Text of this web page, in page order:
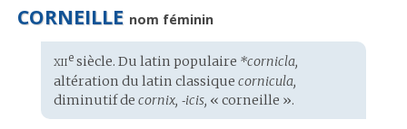
CORNEILLE nom féminin
Étymologie
:
xiiesiècle. Du latin populaire *cornicla,
altération du latin classique cornicula,
diminutif de cornix, ‑icis, « corneille ».